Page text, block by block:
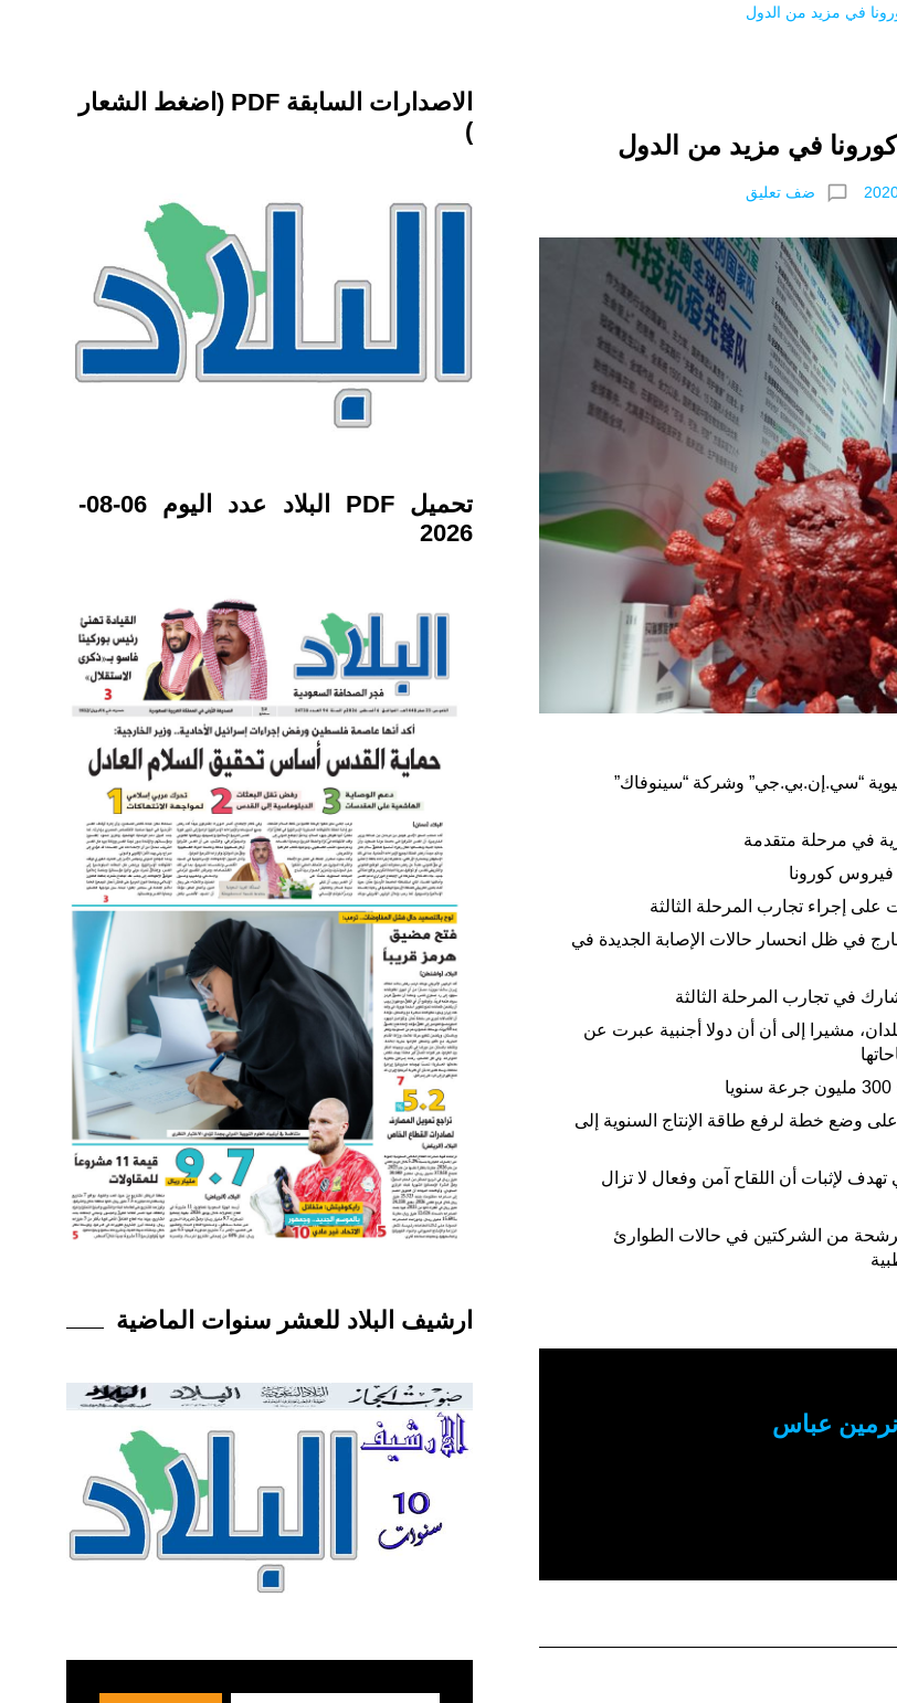
في مزيد من الدول
في مزيد من الدول
chat_bubble_outline ضف تعليق
“سي.إن.بي.جي” وشركة “سينوفاك”
فيروس كورونا
إجراء تجارب المرحلة الثالثة
في ظل انحسار حالات الإصابة الجديدة في
في تجارب المرحلة الثالثة
تجريها الشركة 50 ألف شخص في نحو 10 بلدان، مشيرا إلى أن أن دولا أجنبية عبرت عن
وضع خطة لرفع طاقة الإنتاج السنوية إلى
لإثبات أن اللقاح آمن وفعال لا تزال
من الشركتين في حالات الطوارئ
نرمين عباس
الاصدارات السابقة PDF (اضغط الشعار
)
تحميل PDF البلاد عدد اليوم 06-08-
2026
ارشيف البلاد للعشر سنوات الماضية